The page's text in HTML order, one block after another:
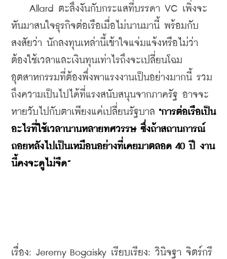
Allard ตะลึงงันกับกระแสที่บรรดา VC เพิ่งจะ
หันมาสนใจธุรกิจต่อเรือเมื่อไม่นานมานี้ พร้อมกับ
สงสัยว่า นักลงทุนเหล่านี้เข้าใจแจ่มแจ้งหรือไม่ว่า
ต้องใช้เวลาและเงินทุนเท่าไรถึงจะเปลี่ยนโฉม
อุตสาหกรรมที่ต้องพึ่งพาแรงงานเป็นอย่างมากนี้ รวม
ถึงความเป็นไปได้ที่แรงสนับสนุนจากภาครัฐ อาจจะ
หายวับไปกับตาเพียงแค่เปลี่ยนรัฐบาล "การต่อเรือเป็น
อะไรที่ใช้เวลานานหลายทศวรรษ ซึ่งถ้าสถานการณ์
ถอยหลังไปเป็นเหมือนอย่างที่เคยมาตลอด 40 ปี งาน
นี้คงจะดูไม่จืด”
เรื่อง: Jeremy Bogaisky เรียบเรียง: วินิจฐา จิตร์กรี